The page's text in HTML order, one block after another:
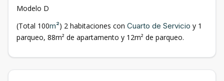
Modelo D
(Total 100m²) 2 habitaciones con Cuarto de Servicio y 1
parqueo, 88m² de apartamento y 12m² de parqueo.